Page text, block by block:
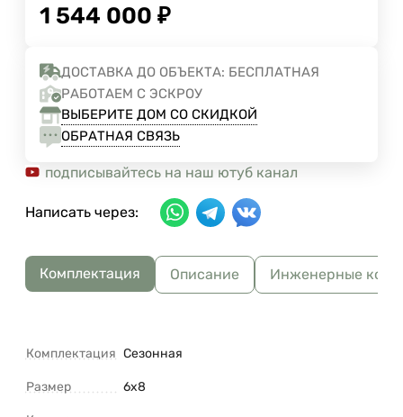
1 544 000 ₽
ДОСТАВКА ДО ОБЪЕКТА: БЕСПЛАТНАЯ
РАБОТАЕМ С ЭСКРОУ
ВЫБЕРИТЕ ДОМ СО СКИДКОЙ
ОБРАТНАЯ СВЯЗЬ
подписывайтесь на наш ютуб канал
Написать через:
Комплектация Описание Инженерные
Комплектация Сезонная
Размер 6х8